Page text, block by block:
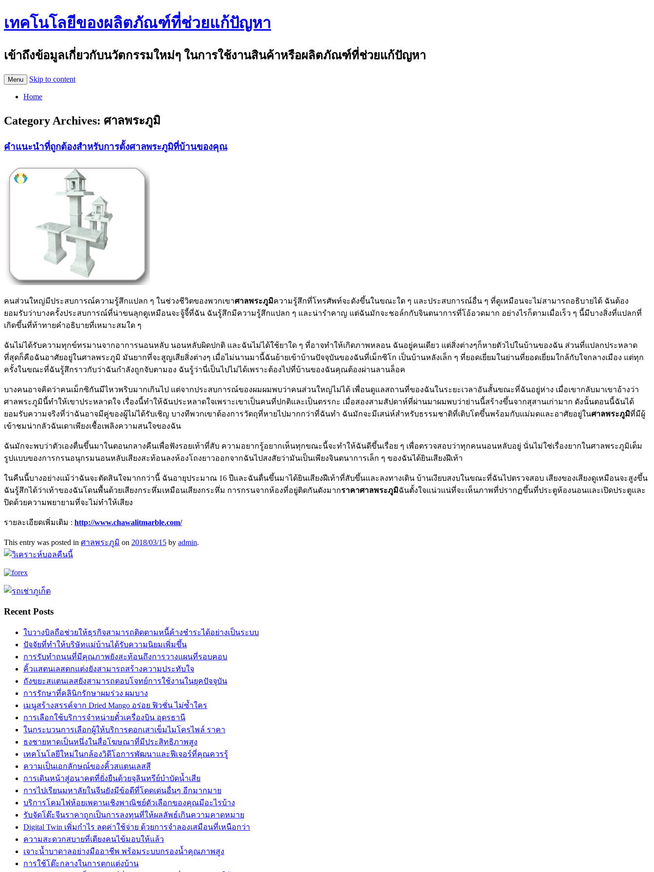
เทคโนโลยีของผลิตภัณฑ์ที่ช่วยแก้ปัญหา
เข้าถึงข้อมูลเกี่ยวกับนวัตกรรมใหม่ๆ ในการใช้งานสินค้าหรือผลิตภัณฑ์ที่ช่วยแก้ปัญหา
Menu Skip to content
Home
Category Archives: ศาลพระภูมิ
คำแนะนำที่ถูกต้องสำหรับการตั้งศาลพระภูมิที่บ้านของคุณ
คนส่วนใหญ่มีประสบการณ์ความรู้สึกแปลก ๆ ในช่วงชีวิตของพวกเขาศาลพระภูมิความรู้สึกที่โทรศัพท์จะดังขึ้นในขณะใด ๆ และประสบการณ์อื่น ๆ ที่ดูเหมือนจะไม่สามารถอธิบายได้ ฉันต้อง
ยอมรับว่าบางครั้งประสบการณ์ที่น่าขนลุกดูเหมือนจะจู้จี้ที่ฉัน ฉันรู้สึกมีความรู้สึกแปลก ๆ และน่ารำคาญ แต่ฉันมักจะชอล์กกับจินตนาการที่โอ้อวดมาก อย่างไรก็ตามเมื่อเร็ว ๆ นี้มีบางสิ่งที่แปลกที่
เกิดขึ้นที่ท้าทายคำอธิบายที่เหมาะสมใด ๆ
ฉันไม่ได้รับความทุกข์ทรมานจากอาการนอนหลับ นอนหลับผิดปกติ และฉันไม่ได้ใช้ยาใด ๆ ที่อาจทำให้เกิดภาพหลอน ฉันอยู่คนเดียว แต่สิ่งต่างๆก็หายตัวไปในบ้านของฉัน ส่วนที่แปลกประหลาด
ที่สุดก็คือฉันอาศัยอยู่ในศาลพระภูมิ มันยากที่จะสูญเสียสิ่งต่างๆ เมื่อไม่นานมานี้ฉันย้ายเข้าบ้านปัจจุบันของฉันที่เม็กซิโก เป็นบ้านหลังเล็ก ๆ ที่ยอดเยี่ยมในย่านที่ยอดเยี่ยมใกล้กับใจกลางเมือง แต่ทุก
ครั้งในขณะที่ฉันรู้สึกราวกับว่าฉันกำลังถูกจับตามอง ฉันรู้ว่านี่เป็นไปไม่ได้เพราะต้องไปที่บ้านของฉันคุณต้องผ่านลานล็อค
บางคนอาจคิดว่าคนเม็กซิกันมีไหวพริบมากเกินไป แต่จากประสบการณ์ของผมผมพบว่าคนส่วนใหญ่ไม่ได้ เพื่อนดูแลสถานที่ของฉันในระยะเวลาอันสั้นขณะที่ฉันอยู่ห่าง เมื่อเขากลับมาเขาอ้างว่า
ศาลพระภูมินี้ทำให้เขาประหลาดใจ เรื่องนี้ทำให้ฉันประหลาดใจเพราะเขาเป็นคนที่ปกติและเป็นตรรกะ เมื่อสองสามสัปดาห์ที่ผ่านมาผมพบว่าย่านนี้สร้างขึ้นจากสุสานเก่ามาก ดังนั้นตอนนี้ฉันได้
ยอมรับความจริงที่ว่าฉันอาจมีคู่ของผู้ไม่ได้รับเชิญ บางทีพวกเขาต้องการวัตถุที่หายไปมากกว่าที่ฉันทำ ฉันมักจะมีเสน่ห์สำหรับธรรมชาติที่เติบโตขึ้นพร้อมกับแม่มดและอาศัยอยู่ในศาลพระภูมิที่มีผู้
เข้าชมน่ากลัวฉันเดาเพียงเชื้อเพลิงความสนใจของฉัน
ฉันมักจะพบว่าตัวเองตื่นขึ้นมาในตอนกลางคืนเพื่อฟังรอยเท้าที่สับ ความอยากรู้อยากเห็นทุกขณะนี้จะทำให้ฉันดีขึ้นเรื่อย ๆ เพื่อตรวจสอบว่าทุกคนนอนหลับอยู่ นั่นไม่ใช่เรื่องยากในศาลพระภูมิเต็ม
รูปแบบของการกรนอนุกรมนอนหลับเสียงสะท้อนลงห้องโถงยาวออกจากฉันไปสงสัยว่ามันเป็นเพียงจินตนาการเล็ก ๆ ของฉันได้ยินเสียงฝีเท้า
ในคืนนี้บางอย่างแม้ว่าฉันจะตัดสินใจมากกว่านี้ ฉันอายุประมาณ 16 ปีและฉันตื่นขึ้นมาได้ยินเสียงฝีเท้าที่สับขึ้นและลงทางเดิน บ้านเงียบสงบในขณะที่ฉันไปตรวจสอบ เสียงของเสียงดูเหมือนจะสูงขึ้น
ฉันรู้สึกได้ว่าเท้าของฉันโดนพื้นด้วยเสียงกระหึ่มเหมือนเสียงกระหึ่ม การกรนจากห้องที่อยู่ติดกันดังมากราคาศาลพระภูมิฉันตั้งใจแน่วแน่ที่จะเห็นภาพที่ปรากฏขึ้นที่ประตูห้องนอนและเปิดประตูและ
ปิดด้วยความพยายามที่จะไม่ทำให้เสียง
รายละเอียดเพิ่มเติม : http://www.chawalitmarble.com/
This entry was posted in ศาลพระภูมิ on 2018/03/15 by admin.
Recent Posts
ใบวางบิลถือช่วยให้ธุรกิจสามารถติดตามหนี้ค้างชำระได้อย่างเป็นระบบ
ปัจจัยที่ทำให้บริษัทแม่บ้านได้รับความนิยมเพิ่มขึ้น
การรับทำถนนที่มีคุณภาพยังสะท้อนถึงการวางแผนที่รอบคอบ
คิ้วแสตนเลสตกแต่งยังสามารถสร้างความประทับใจ
ถังขยะสแตนเลสยังสามารถตอบโจทย์การใช้งานในยุคปัจจุบัน
การรักษาที่คลินิกรักษาผมร่วง ผมบาง
เมนูสร้างสรรค์จาก Dried Mango อร่อย ฟิวชั่น ไม่ซ้ำใคร
การเลือกใช้บริการจำหน่ายตั๋วเครื่องบิน อุดรธานี
ในกระบวนการเลือกผู้ให้บริการตอกเสาเข็มไมโครไพล์ ราคา
ธงชายหาดเป็นหนึ่งในสื่อโฆษณาที่มีประสิทธิภาพสูง
เทคโนโลยีใหม่ในกล้องวิดีโอการพัฒนาและฟีเจอร์ที่คุณควรรู้
ความเป็นเอกลักษณ์ของคิ้วสแตนเลสสี
การเดินหน้าสู่อนาคตที่ยั่งยืนด้วยจุลินทรีย์บำบัดน้ำเสีย
การไปเรียนมหาลัยในจีนยังมีข้อดีที่โดดเด่นอื่นๆ อีกมากมาย
บริการโคมไฟห้อยเพดานเชิงพาณิชย์ตัวเลือกของคุณมีอะไรบ้าง
รับจัดโต๊ะจีนราคาถูกเป็นการลงทุนที่ให้ผลลัพธ์เกินความคาดหมาย
Digital Twin เพิ่มกำไร ลดค่าใช้จ่าย ด้วยการจำลองเสมือนที่เหนือกว่า
ความสะดวกสบายที่เตียงคนไข้มอบให้แล้ว
เจาะน้ำบาดาลอย่างมืออาชีพ พร้อมระบบกรองน้ำคุณภาพสูง
การใช้โต๊ะกลางในการตกแต่งบ้าน